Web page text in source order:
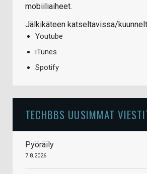
mobiiliaiheet.
Jälkikäteen katseltavissa/
Youtube
iTunes
Spotify
TECHBBS UUSIMMAT
Pyöräily
7.8.2026